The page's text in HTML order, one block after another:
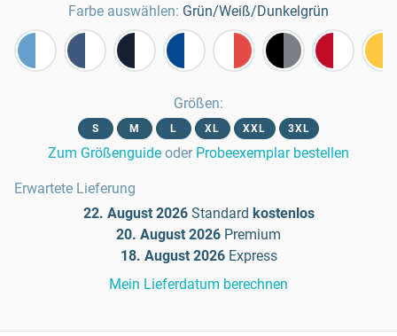
Farbe auswählen: Grün/Weiß/Dunkelgrün
Größen:
S M L XL XXL 3XL
Zum Größenguide oder Probeexemplar bestellen
Erwartete Lieferung
22. August 2026 Standard kostenlos
20. August 2026 Premium
18. August 2026 Express
Mein Lieferdatum berechnen